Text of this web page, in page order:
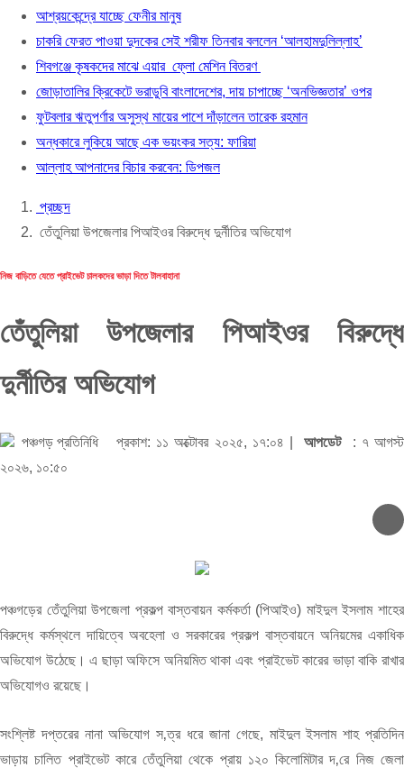
শিবগঞ্জে কৃষকদের মাঝে এয়ার ফ্লো মেশিন বিতরণ
জোড়াতালির ক্রিকেটে ভরাডুবি বাংলাদেশের, দায়
ফুটবলার ঋতুপর্ণার অসুস্থ মায়ের পাশে দাঁড়ালেন
অন্ধকারে লুকিয়ে আছে এক ভয়ংকর সত্য: ফারিয়া
আল্লাহ আপনাদের বিচার করবেন: ডিপজল
আশ্রয়কেন্দ্রে যাচ্ছে ফেনীর মানুষ
চাকরি ফেরত পাওয়া দুদকের সেই শরীফ তিনবার বললেন ‘আলহামদুলিল্লাহ’
শিবগঞ্জে কৃষকদের মাঝে এয়ার ফ্লো মেশিন বিতরণ
জোড়াতালির ক্রিকেটে ভরাডুবি বাংলাদেশের, দায় চাপাচ্ছে ‘অনভিজ্ঞতার’ ওপর
ফুটবলার ঋতুপর্ণার অসুস্থ মায়ের পাশে দাঁড়ালেন তারেক রহমান
অন্ধকারে লুকিয়ে আছে এক ভয়ংকর সত্য: ফারিয়া
আল্লাহ আপনাদের বিচার করবেন: ডিপজল
প্রচ্ছদ
তেঁতুলিয়া উপজেলার পিআইওর বিরুদ্ধে দুর্নীতির অভিযোগ
নিজ বাড়িতে যেতে প্রাইভেট চালকদের ভাড়া দিতে টালবাহানা
তেঁতুলিয়া উপজেলার পিআইওর বিরুদ্ধে
দুর্নীতির অভিযোগ
পঞ্চগড় প্রতিনিধি প্রকাশ: ১১ অক্টোবর ২০২৫, ১৭:০৪ |আপডেট: ৭ আগস্ট
২০২৬, ১০:৫০
পঞ্চগড়ের তেঁতুলিয়া উপজেলা প্রকল্প বাস্তবায়ন কর্মকর্তা (পিআইও) মাইদুল ইসলাম শাহের
বিরুদ্ধে কর্মস্থলে দায়িত্বে অবহেলা ও সরকারের প্রকল্প বাস্তবায়নে অনিয়মের একাধিক
অভিযোগ উঠেছে। এ ছাড়া অফিসে অনিয়মিত থাকা এবং প্রাইভেট কারের ভাড়া বাকি রাখার
অভিযোগও রয়েছে।
সংশ্লিষ্ট দপ্তরের নানা অভিযোগ স‚ত্র ধরে জানা গেছে, মাইদুল ইসলাম শাহ প্রতিদিন
ভাড়ায় চালিত প্রাইভেট কারে তেঁতুলিয়া থেকে প্রায় ১২০ কিলোমিটার দ‚রে নিজ জেলা